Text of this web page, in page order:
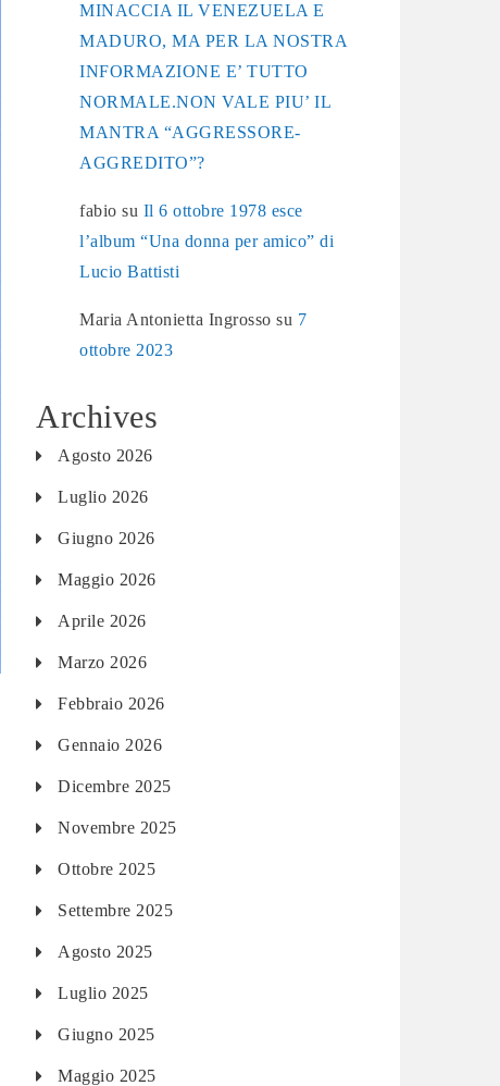
MINACCIA IL VENEZUELA E
MADURO, MA PER LA NOSTRA
INFORMAZIONE E’ TUTTO
NORMALE.NON VALE PIU’ IL
MANTRA “AGGRESSORE-
AGGREDITO”?
fabio su Il 6 ottobre 1978 esce
l’album “Una donna per amico” di
Lucio Battisti
Maria Antonietta Ingrosso su 7
ottobre 2023
Archives
Agosto 2026
Luglio 2026
Giugno 2026
Maggio 2026
Aprile 2026
Marzo 2026
Febbraio 2026
Gennaio 2026
Dicembre 2025
Novembre 2025
Ottobre 2025
Settembre 2025
Agosto 2025
Luglio 2025
Giugno 2025
Maggio 2025